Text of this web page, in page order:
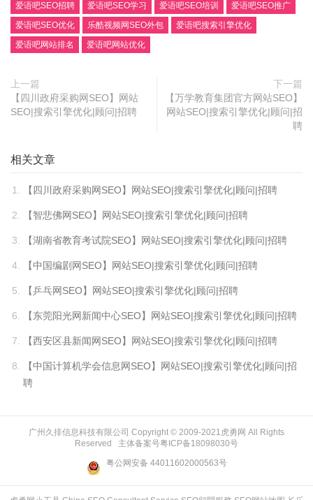
爱语吧SEO招聘
爱语吧SEO学习 爱语吧SEO培训
爱语吧SEO推广
爱语吧SEO优化
乐酷视频网SEO外包
爱语吧搜索引擎优化
爱语吧网站排名
爱语吧网站优化
上一篇
【四川政府采购网SEO】网站
SEO|搜索引擎优化|顾问|招聘
下一篇
【万学教育集团官方网站SEO】
网站SEO|搜索引擎优化|顾问|招
聘
相关文章
【四川政府采购网SEO】网站SEO|搜索引擎优化|顾问|招聘
【智悲佛网SEO】网站SEO|搜索引擎优化|顾问|招聘
【湖南省教育考试院SEO】网站SEO|搜索引擎优化|顾问|招聘
【中国编剧网SEO】网站SEO|搜索引擎优化|顾问|招聘
【乒乓网SEO】网站SEO|搜索引擎优化|顾问|招聘
【东莞阳光网新闻中心SEO】网站SEO|搜索引擎优化|顾问|招聘
【西安区县新闻网SEO】网站SEO|搜索引擎优化|顾问|招聘
【中国计算机学会信息网SEO】网站SEO|搜索引擎优化|顾问|招
聘
广州久排信息科技有限公司 Copyright © 2009-2021虎勇网 All Rights
Reserved 主体备案号粤ICP备18098030号
粤公网安备 44011602000563号